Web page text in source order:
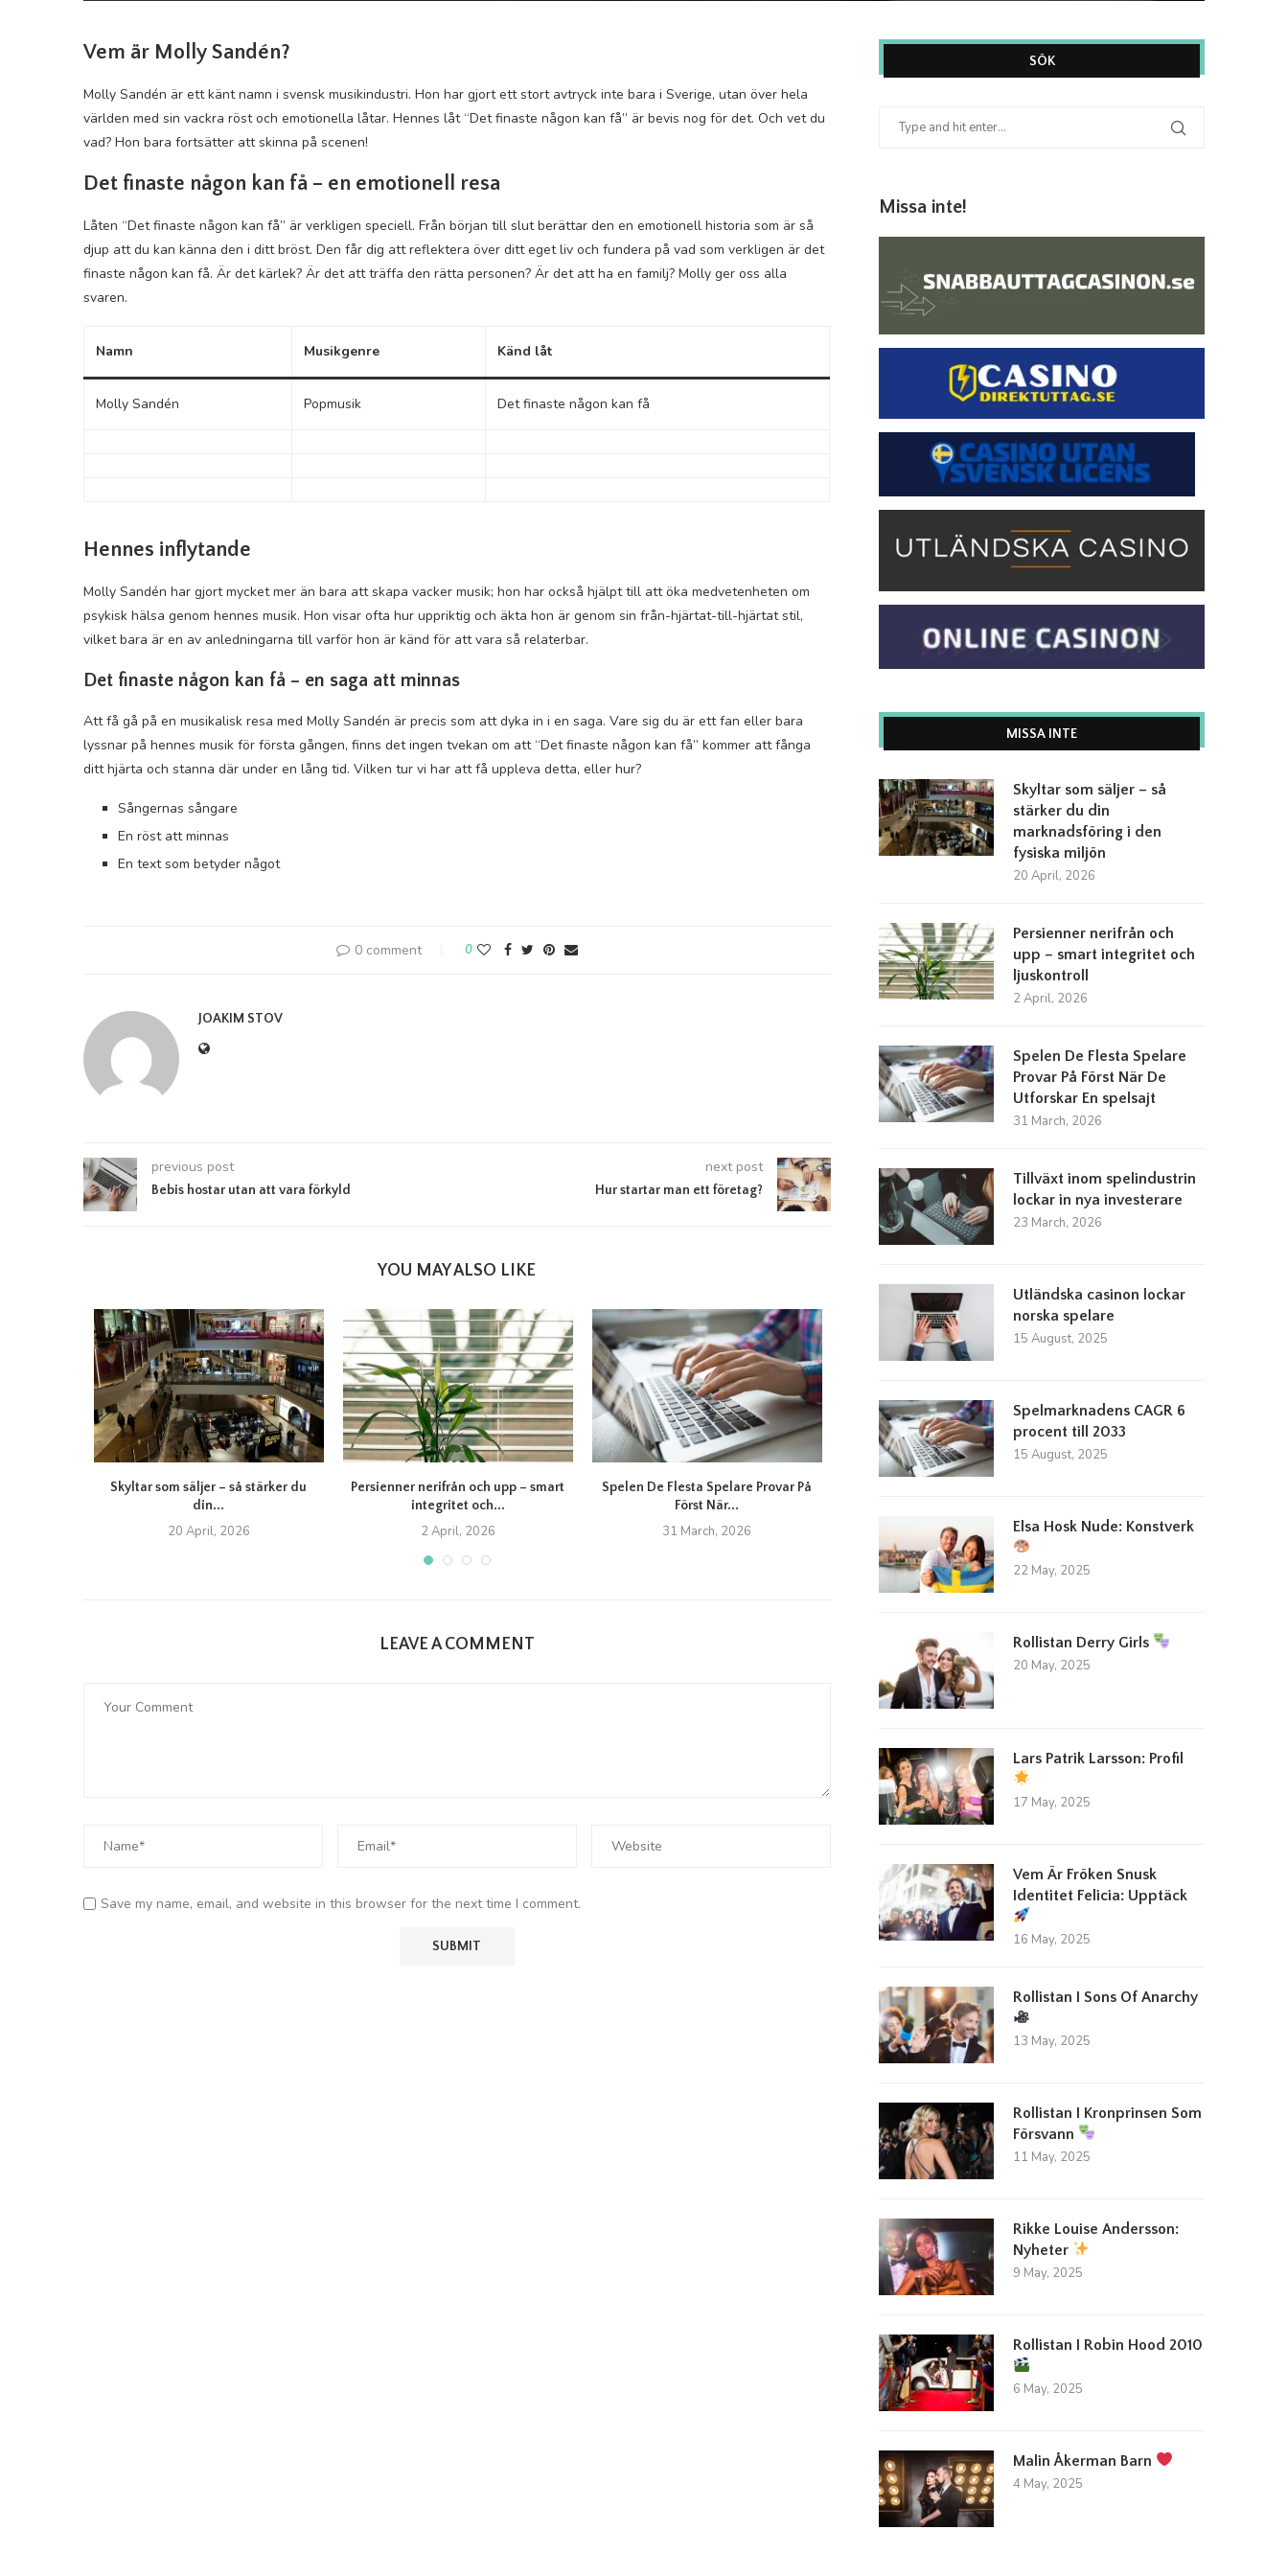
Vem är Molly Sandén?
Molly Sandén är ett känt namn i svensk musikindustri. Hon har gjort ett stort avtryck inte bara i Sverige, utan över hela
världen med sin vackra röst och emotionella låtar. Hennes låt “Det finaste någon kan få” är bevis nog för det. Och vet du
vad? Hon bara fortsätter att skinna på scenen!
Det finaste någon kan få – en emotionell resa
Låten “Det finaste någon kan få” är verkligen speciell. Från början till slut berättar den en emotionell historia som är så
djup att du kan känna den i ditt bröst. Den får dig att reflektera över ditt eget liv och fundera på vad som verkligen är det
finaste någon kan få. Är det kärlek? Är det att träffa den rätta personen? Är det att ha en familj? Molly ger oss alla
svaren.
Namn Musikgenre Känd låt
Molly Sandén Popmusik Det finaste någon kan få
Hennes inflytande
Molly Sandén har gjort mycket mer än bara att skapa vacker musik; hon har också hjälpt till att öka medvetenheten om
psykisk hälsa genom hennes musik. Hon visar ofta hur uppriktig och äkta hon är genom sin från-hjärtat-till-hjärtat stil,
vilket bara är en av anledningarna till varför hon är känd för att vara så relaterbar.
Det finaste någon kan få – en saga att minnas
Att få gå på en musikalisk resa med Molly Sandén är precis som att dyka in i en saga. Vare sig du är ett fan eller bara
lyssnar på hennes musik för första gången, finns det ingen tvekan om att “Det finaste någon kan få” kommer att fånga
ditt hjärta och stanna där under en lång tid. Vilken tur vi har att få uppleva detta, eller hur?
Sångernas sångare
En röst att minnas
En text som betyder något
0 comment 0
JOAKIM STOV
previous post
Bebis hostar utan att vara förkyld
next post
Hur startar man ett företag?
YOU MAY ALSO LIKE
Skyltar som säljer – så stärker du
din...
20 April, 2026
Persienner nerifrån och upp – smart
integritet och...
2 April, 2026
Spelen De Flesta Spelare Provar På
Först När...
31 March, 2026 23 March, 2026 15 August, 2025
LEAVE A COMMENT
Save my name, email, and website in this browser for the next time I comment.
SÖK
Missa inte!
MISSA INTE
Skyltar som säljer – så
stärker du din
marknadsföring i den
fysiska miljön
20 April, 2026
Persienner nerifrån och
upp – smart integritet och
ljuskontroll
2 April, 2026
Spelen De Flesta Spelare
Provar På Först När De
Utforskar En spelsajt
31 March, 2026
Tillväxt inom spelindustrin
lockar in nya investerare
23 March, 2026
Utländska casinon lockar
norska spelare
15 August, 2025
Spelmarknadens CAGR 6
procent till 2033
15 August, 2025
Elsa Hosk Nude: Konstverk
22 May, 2025
Rollistan Derry Girls
20 May, 2025
Lars Patrik Larsson: Profil
17 May, 2025
Vem Är Fröken Snusk
Identitet Felicia: Upptäck
16 May, 2025
Rollistan I Sons Of Anarchy
13 May, 2025
Rollistan I Kronprinsen Som
Försvann
11 May, 2025
Rikke Louise Andersson:
Nyheter
9 May, 2025
Rollistan I Robin Hood 2010
6 May, 2025
Malin Åkerman Barn
4 May, 2025